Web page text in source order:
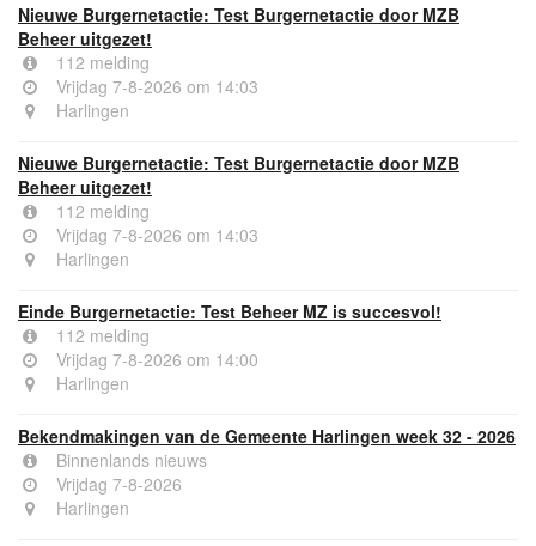
Nieuwe Burgernetactie: Test Burgernetactie door MZB
Beheer uitgezet!
112 melding
Vrijdag 7-8-2026 om 14:03
Harlingen
Nieuwe Burgernetactie: Test Burgernetactie door MZB
Beheer uitgezet!
112 melding
Vrijdag 7-8-2026 om 14:03
Harlingen
Einde Burgernetactie: Test Beheer MZ is succesvol!
112 melding
Vrijdag 7-8-2026 om 14:00
Harlingen
Bekendmakingen van de Gemeente Harlingen week 32 - 2026
Binnenlands nieuws
Vrijdag 7-8-2026
Harlingen